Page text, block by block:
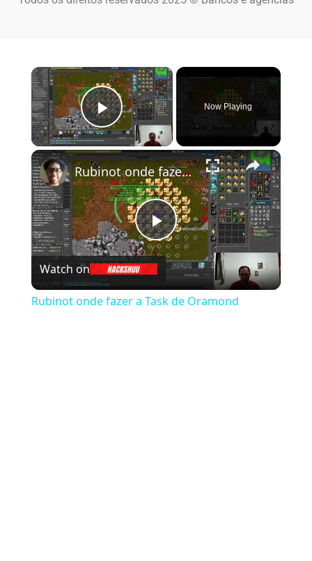
×
Play Video
Now Playing
×
Play Video
Rubinot onde fazer a Task de Oramond
Watch on
Rubinot onde fazer a Task de Oramond